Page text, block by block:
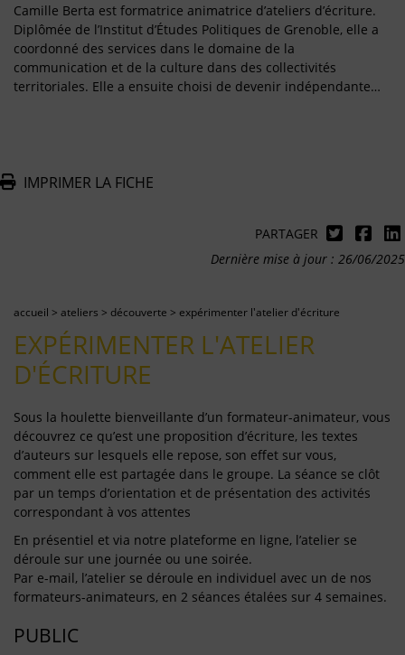
Camille Berta est formatrice animatrice d’ateliers d’écriture.
Diplômée de l’Institut d’Études Politiques de Grenoble, elle a
coordonné des services dans le domaine de la
communication et de la culture dans des collectivités
territoriales. Elle a ensuite choisi de devenir indépendante…
IMPRIMER LA FICHE
PARTAGER
Dernière mise à jour : 26/06/2025
accueil > ateliers > découverte > expérimenter l'atelier d'écriture
EXPÉRIMENTER L'ATELIER
D'ÉCRITURE
Sous la houlette bienveillante d’un formateur-animateur, vous
découvrez ce qu’est une proposition d’écriture, les textes
d’auteurs sur lesquels elle repose, son effet sur vous,
comment elle est partagée dans le groupe. La séance se clôt
par un temps d’orientation et de présentation des activités
correspondant à vos attentes
En présentiel et via notre plateforme en ligne, l’atelier se
déroule sur une journée ou une soirée.
Par e-mail, l’atelier se déroule en individuel avec un de nos
formateurs-animateurs, en 2 séances étalées sur 4 semaines.
PUBLIC